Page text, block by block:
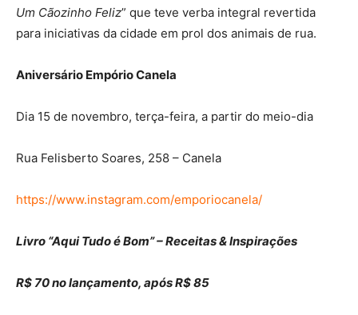
Um Cãozinho Feliz” que teve verba integral revertida
para iniciativas da cidade em prol dos animais de rua.
Aniversário Empório Canela
Dia 15 de novembro, terça-feira, a partir do meio-dia
Rua Felisberto Soares, 258 – Canela
https://www.instagram.com/emporiocanela/
Livro “Aqui Tudo é Bom” – Receitas & Inspirações
R$ 70 no lançamento, após R$ 85